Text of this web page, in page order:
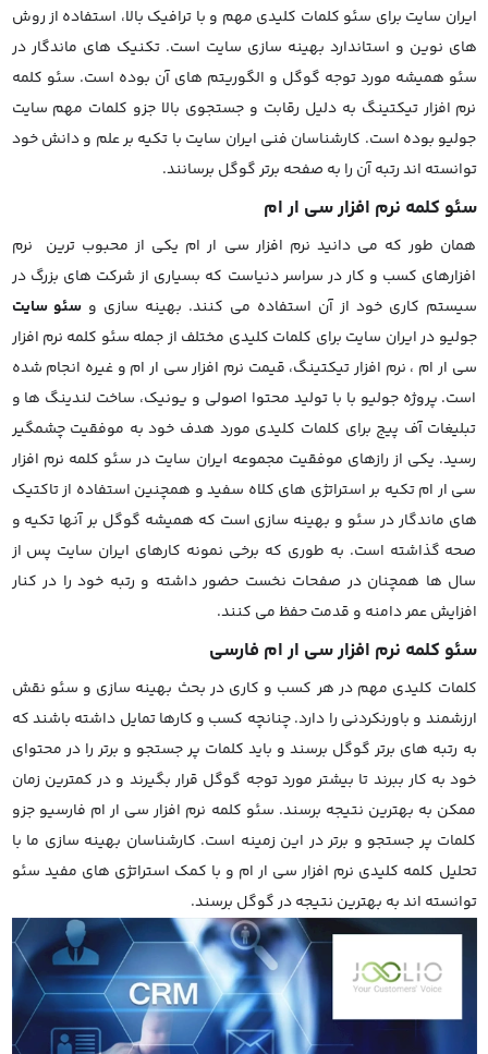
ایران سایت برای سئو کلمات کلیدی مهم و با ترافیک بالا، استفاده از روش
های نوین و استاندارد بهینه سازی سایت است. تکنیک های ماندگار در
سئو همیشه مورد توجه گوگل و الگوریتم های آن بوده است. سئو کلمه
نرم افزار تیکتینگ به دلیل رقابت و جستجوی بالا جزو کلمات مهم سایت
جولیو بوده است. کارشناسان فنی ایران سایت با تکیه بر علم و دانش خود
توانسته اند رتبه آن را به صفحه برتر گوگل برسانند.
سئو کلمه نرم افزار سی ار ام
همان طور که می دانید نرم افزار سی ار ام یکی از محبوب ترین نرم
افزارهای کسب و کار در سراسر دنیاست که بسیاری از شرکت های بزرگ در
سیستم کاری خود از آن استفاده می کنند. بهینه سازی و سئو سایت
جولیو در ایران سایت برای کلمات کلیدی مختلف از جمله سئو کلمه نرم افزار
سی ار ام ، نرم افزار تیکتینگ، قیمت نرم افزار سی ار ام و غیره انجام شده
است. پروژه جولیو با با تولید محتوا اصولی و یونیک، ساخت لندینگ ها و
تبلیغات آف پیج برای کلمات کلیدی مورد هدف خود به موفقیت چشمگیر
رسید. یکی از رازهای موفقیت مجموعه ایران سایت در سئو کلمه نرم افزار
سی ار ام تکیه بر استراتژی های کلاه سفید و همچنین استفاده از تاکتیک
های ماندگار در سئو و بهینه سازی است که همیشه گوگل بر آنها تکیه و
صحه گذاشته است. به طوری که برخی نمونه کارهای ایران سایت پس از
سال ها همچنان در صفحات نخست حضور داشته و رتبه خود را در کنار
افزایش عمر دامنه و قدمت حفظ می کنند.
سئو کلمه نرم افزار سی ار ام فارسی
کلمات کلیدی مهم در هر کسب و کاری در بحث بهینه سازی و سئو نقش
ارزشمند و باورنکردنی را دارد. چنانچه کسب و کارها تمایل داشته باشند که
به رتبه های برتر گوگل برسند و باید کلمات پر جستجو و برتر را در محتوای
خود به کار ببرند تا بیشتر مورد توجه گوگل قرار بگیرند و در کمترین زمان
ممکن به بهترین نتیجه برسند. سئو کلمه نرم افزار سی ار ام فارسیو جزو
کلمات پر جستجو و برتر در این زمینه است. کارشناسان بهینه سازی ما با
تحلیل کلمه کلیدی نرم افزار سی ار ام و با کمک استراتژی های مفید سئو
توانسته اند به بهترین نتیجه در گوگل برسند.